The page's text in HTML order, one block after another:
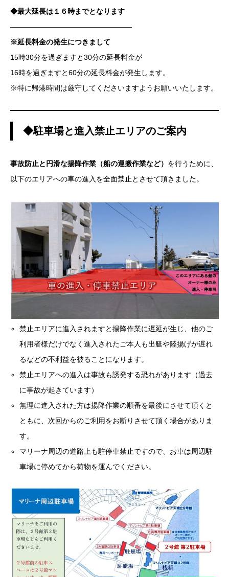
◆最大延長は１６時までとなります
—————————————————
※延長料金の発生につきまして
15時30分を過ぎますと30分の延長料金が
16時を過ぎますと60分の延長料金が発生します。
※特に帰港時間は厳守してくださいますようお願いいたします。
◆駐車場と進入禁止エリアのご案内
事故防止と円滑な揚降作業（船の運搬作業など） を行うために、
以下のエリアへの車の進入を全面禁止とさせて頂きました。
禁止エリアに進入されますと揚降作業に遅延が生じ、他のご
利用者様だけでなく進入されたご本人も出艇や陸揚げが遅れ
るなどの不利益を被ることになります。
禁止エリアへの進入は事故も誘発する恐れがあります（過去
に事故が起きています）
無理に進入された方は揚降作業の順番を最後にさせて頂くと
ともに、次回からのご利用をお断りさせて頂く場合がありま
す。
マリーナ周辺の道路上も駐停車禁止ですので、お車は周辺駐
車場に停めてから荷物を運んでください。